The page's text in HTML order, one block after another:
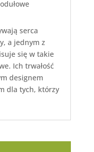
serca
a jednym z
się w takie
Ich trwałość
designem
dla tych, którzy